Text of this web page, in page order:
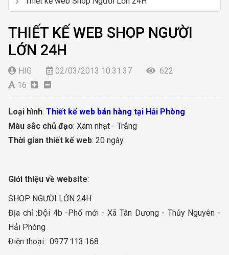
THIẾT KẾ WEB SHOP NGƯỜI
LỚN 24H
HIG 02/03/2013 10:31:37
622
16
Loại hình: Thiết kế web bán hàng tại Hải Phòng
Màu sắc chủ đạo: Xám nhạt - Trắng
Thời gian thiết kế web: 20 ngày
Giới thiệu về website:
SHOP NGƯỜI LỚN 24H
Địa chỉ :Đội 4b -Phố mới - Xã Tân Dương - Thủy Nguyên -
Hải Phòng
Điện thoại : 0977.113.168